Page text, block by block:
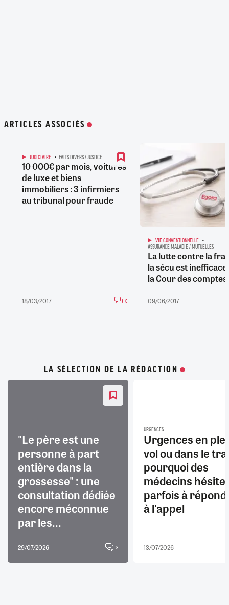
ARTICLES ASSOCIÉS
JUDICIAIRE FAITS DIVERS / JUSTICE
10 000€ par mois, voitures
de luxe et biens
immobiliers : 3 infirmiers
au tribunal pour fraude
18/03/2017 0
VIE CONVENTIONNELLE
ASSURANCE MALADIE / MUTUELLES
La lutte contre la
la sécu est
la Cour des comptes
09/06/2017
LA SÉLECTION DE LA RÉDACTION
"Le père est une
personne à part
entière dans la
grossesse" : une
consultation dédiée
encore méconnue
par les...
29/07/2026 8
URGENCES
Urgences en
vol ou dans le
pourquoi des
médecins
parfois à
à l'appel
13/07/2026